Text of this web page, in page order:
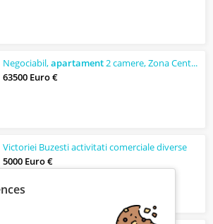
Negociabil,apartament2 camere, Zona Centrala - 15 Noiembire.
63500 Euro €
Victoriei Buzesti activitati comerciale diverse
5000 Euro €